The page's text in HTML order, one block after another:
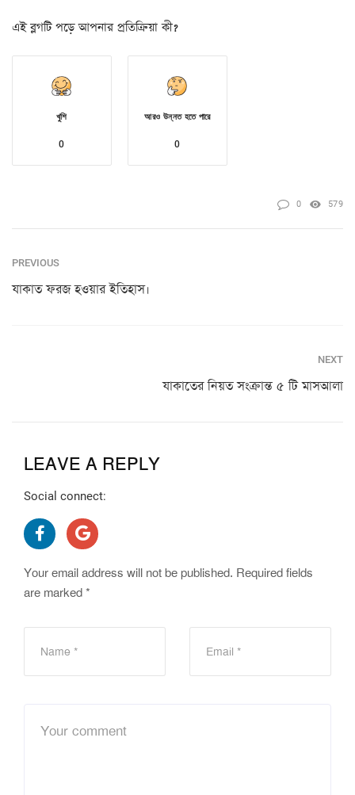
এই ব্লগটি পড়ে আপনার প্রতিক্রিয়া কী?
খুশি
0
আরও উন্নত হতে পারে
0
0 579
PREVIOUS
যাকাত ফরজ হওয়ার ইতিহাস।
NEXT
যাকাতের নিয়ত সংক্রান্ত ৫ টি মাসআলা
LEAVE A REPLY
Social connect:
Your email address will not be published. Required fields
are marked *